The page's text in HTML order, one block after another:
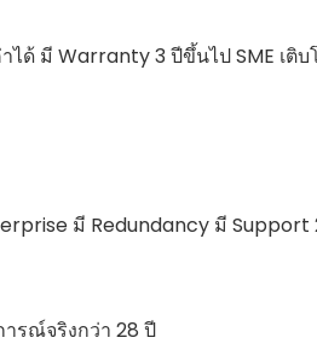
มี Warranty 3 ปีขึ้นไป SME เติบ
มี Redundancy มี
รณ์จริงกว่า 28 ปี